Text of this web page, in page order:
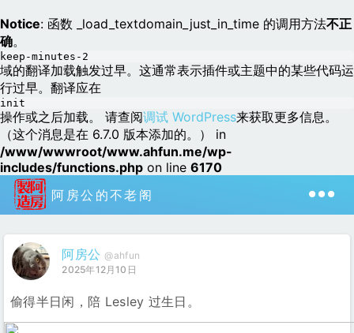
Notice: 函数 _load_textdomain_just_in_time 的调用方法不正
确。
keep-minutes-2
域的翻译加载触发过早。这通常表示插件或主题中的某些代码运
行过早。翻译应在
init
操作或之后加载。 请查阅调试 WordPress来获取更多信息。
（这个消息是在 6.7.0 版本添加的。） in
/www/wwwroot/www.ahfun.me/wp-
includes/functions.php on line 6170
阿房公的不老阁
阿房公 @ahfun
2025年12月10日
偷得半日闲，陪 Lesley 过生日。